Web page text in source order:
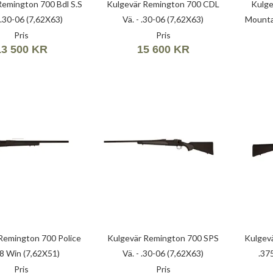
700 Bdl S.S
06 (7,62X63)
Pris
500 KR
Kulgevär Remington 700 CDL
Vä. - .30-06 (7,62X63)
Pris
15 600 KR
700 Police
Win (7,62X51)
Pris
Kulgevär Remington 700 SPS
Vä. - .30-06 (7,62X63)
Pris